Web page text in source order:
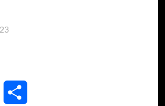
WhatsApp